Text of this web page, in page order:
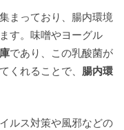
まっており、腸内環境
す。味噌やヨーグル
であり、この乳酸菌が
くれることで、 腸内環
ルス対策や風邪などの